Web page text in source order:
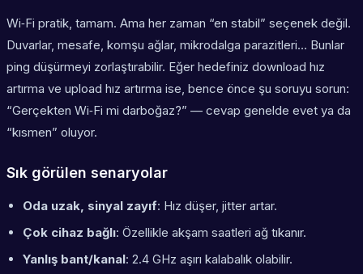
Wi‑Fi pratik, tamam. Ama her zaman “en stabil” seçenek değil.
Duvarlar, mesafe, komşu ağlar, mikrodalga parazitleri… Bunlar
ping düşürmeyi zorlaştırabilir. Eğer hedefiniz download hız
artırma ve upload hız artırma ise, bence önce şu soruyu sorun:
“Gerçekten Wi‑Fi mi darboğaz?” — cevap genelde evet ya da
“kısmen” oluyor.
Sık görülen senaryolar
Oda uzak, sinyal zayıf: Hız düşer, jitter artar.
Çok cihaz bağlı: Özellikle akşam saatleri ağ tıkanır.
Yanlış bant/kanal: 2.4 GHz aşırı kalabalık olabilir.